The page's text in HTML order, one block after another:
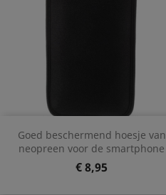
Goed beschermend hoesje van
neopreen voor de smartphone
Prijs
€ 8,95